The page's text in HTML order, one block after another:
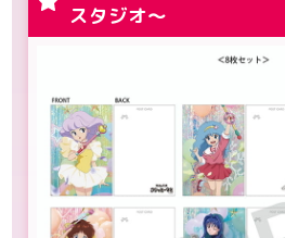
スタジオ～